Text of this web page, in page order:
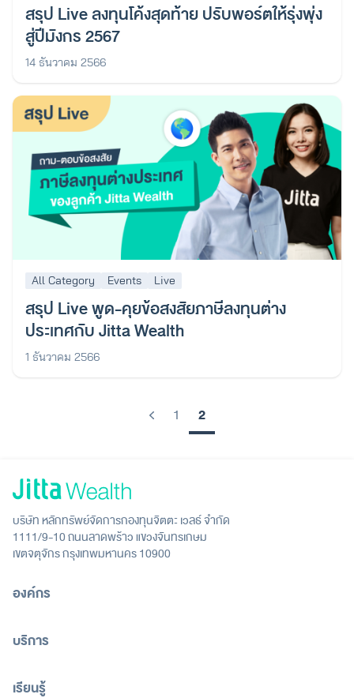
สรุป Live ลงทุนโค้งสุดท้าย ปรับพอร์ตให้รุ่งพุ่ง
สู่ปีมังกร 2567
14 ธันวาคม 2566
All Category Events Live
สรุป Live พูด-คุยข้อสงสัยภาษีลงทุนต่าง
ประเทศกับ Jitta Wealth
1 ธันวาคม 2566
Previous
1 2
บริษัท หลักทรัพย์จัดการกองทุนจิตตะ เวลธ์ จำกัด
1111/9-10 ถนนลาดพร้าว แขวงจันทรเกษม
เขตจตุจักร กรุงเทพมหานคร 10900
องค์กร
บริการ
เรียนรู้